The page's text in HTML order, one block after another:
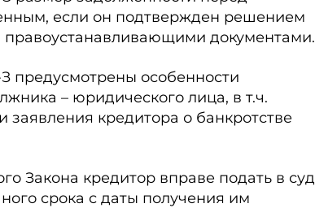
если он подтвержден решением
документами.
предусмотрены особенности
– юридического лица, в т.ч.
кредитора о банкротстве
Закона кредитор вправе подать в суд
срока с даты получения им